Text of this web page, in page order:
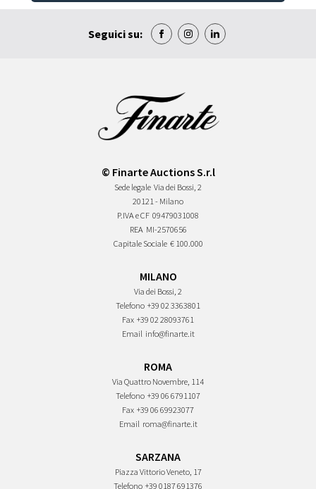
Seguici su:
© Finarte Auctions S.r.l
Sede legale Via dei Bossi, 2
20121 - Milano
P.IVA e CF 09479031008
REA MI-2570656
Capitale Sociale € 100.000
MILANO
Via dei Bossi, 2
Telefono +39 02 3363801
Fax +39 02 28093761
Email info@finarte.it
ROMA
Via Quattro Novembre, 114
Telefono +39 06 6791107
Fax +39 06 69923077
Email roma@finarte.it
SARZANA
Piazza Vittorio Veneto, 17
Telefono +39 0187 691376